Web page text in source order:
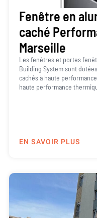
Fenêtre en
caché
Marseille
Les fenêtres et portes
Building System sont
cachés à haute
haute performance
EN SAVOIR PLUS